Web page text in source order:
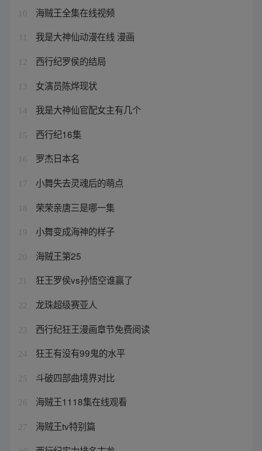
10 海贼王全集在线视频
我是大神仙动漫在线 漫画
12 西行纪罗侯的结局
13 女演员陈烨现状
14 我是大神仙官配女主有几个
15 西行纪16集
16 罗杰日本名
17 小舞失去灵魂后的萌点
18 荣荣亲唐三是哪一集
19 小舞变成海神的样子
20 海贼王第25
21 狂王罗侯vs孙悟空谁赢了
22 龙珠超级赛亚人
23 西行纪狂王漫画章节免费阅读
24 狂王有没有99鬼的水平
25 斗破四部曲境界对比
26 海贼王1118集在线观看
27 海贼王tv特别篇